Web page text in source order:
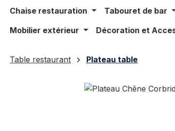
Chaise restauration Tabouret de bar
Mobilier extérieur
Décoration et
Table restaurant
Plateau table